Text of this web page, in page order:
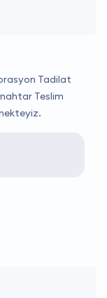
Tadilat
Teslim